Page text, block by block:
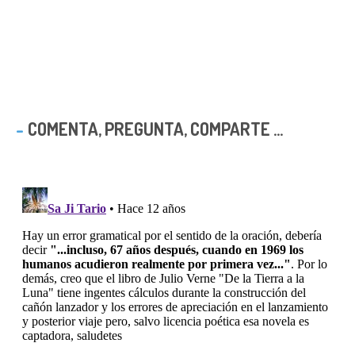
COMENTA, PREGUNTA, COMPARTE ...